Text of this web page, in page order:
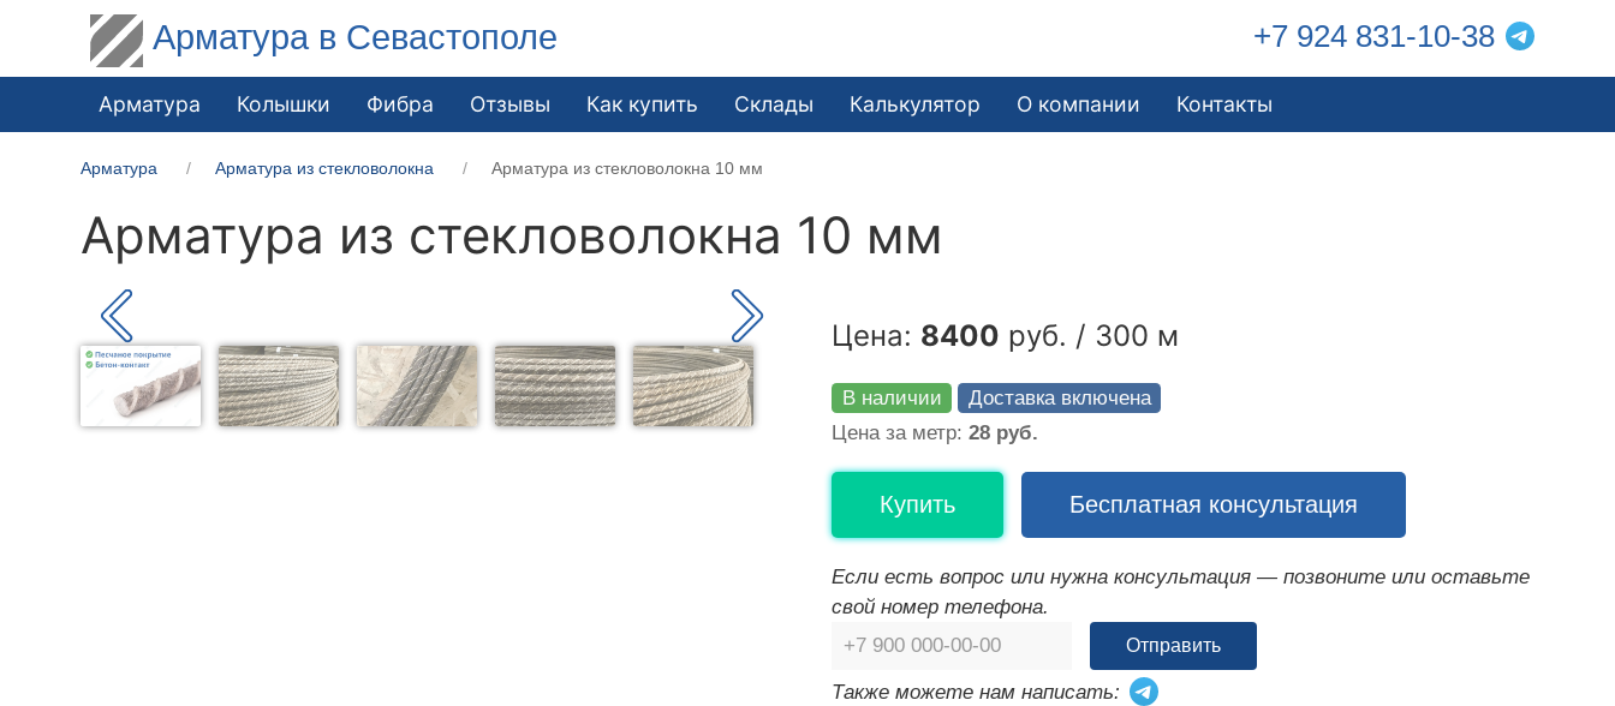
Арматура в Севастополе +7 924 831-10-38
Арматура Колышки Фибра Отзывы Как купить Склады Калькулятор О компании Контакты
Арматура Арматура из стекловолокна Арматура из стекловолокна 10 мм
Арматура из стекловолокна 10 мм
Цена: 8400 руб. / 300 м
В наличии
Доставка включена
Цена за метр: 28 руб.
Купить Бесплатная консультация
Если есть вопрос или нужна консультация — позвоните или оставьте
свой номер телефона.
Отправить
Также можете нам написать: